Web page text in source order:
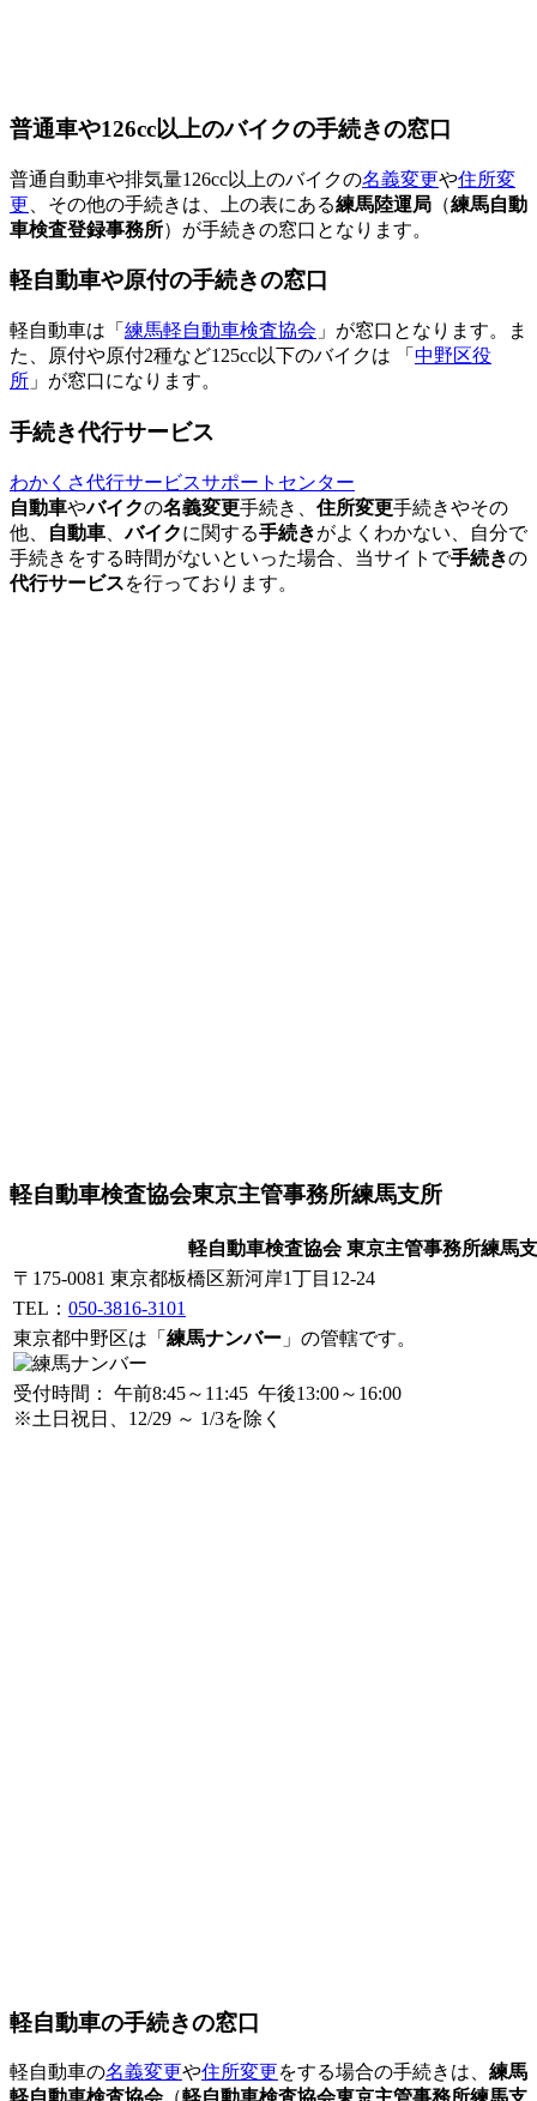
普通車や126cc以上のバイクの手続きの窓口
普通自動車や排気量126cc以上のバイクの名義変更や住所変
更 、その他の手続きは、上の表にある練馬陸運局 （練馬自動
車検査登録事務所）が手続きの窓口となります。
軽自動車や原付の手続きの窓口
軽自動車は「 練馬軽自動車検査協会 」が窓口となります。ま
た、原付や原付2種など125cc以下のバイクは 「 中野区役
所 」が窓口になります。
手続き代行サービス
わかくさ代行サービスサポートセンター
自動車やバイクの名義変更手続き、 住所変更手続きやその
他、
自動車 、バイクに関する手続きがよくわかない、自分で
手続きをする時間がないといった場合、当サイトで手続きの
代行サービスを行っております。
軽自動車検査協会東京主管事務所練馬支所
軽自動車検査協会 東京主管事務所練馬
〒175-0081 東京都板橋区新河岸1丁目12-24
TEL： 050-3816-3101
東京都中野区は「 練馬ナンバー 」の管轄です。
受付時間： 午前8:45～11:45 午後13:00～16:00
※土日祝日、12/29 ～ 1/3を除く
軽自動車の手続きの窓口
軽自動車の名義変更や住所変更をする場合の手続きは、 練馬